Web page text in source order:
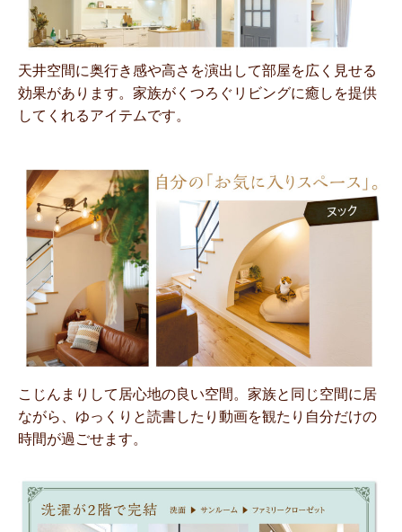
天井空間に奥行き感や高さを演出して部屋を広く見せる
効果があります。家族がくつろぐリビングに癒しを提供
してくれるアイテムです。
こじんまりして居心地の良い空間。家族と同じ空間に居
ながら、ゆっくりと読書したり動画を観たり自分だけの
時間が過ごせます。